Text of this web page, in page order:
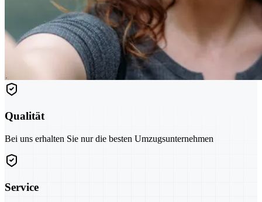
Qualität
Bei uns erhalten Sie nur die besten Umzugsunternehmen
Service